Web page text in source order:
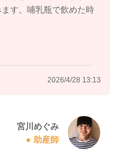
す。哺乳瓶で飲めた時
2026/4/28 13:13
宮川めぐみ
助産師